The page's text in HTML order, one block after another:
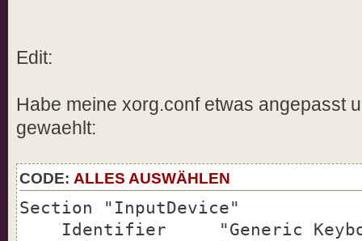
Edit:
Habe meine xorg.conf etwas angepasst
gewaehlt:
CODE: ALLES AUSWÄHLEN
Section "InputDevice"
Identifier "Generic